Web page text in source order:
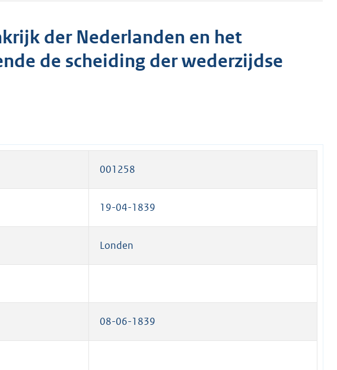
der Nederlanden en het
de scheiding der wederzijdse
001258
19-04-1839
Londen
08-06-1839